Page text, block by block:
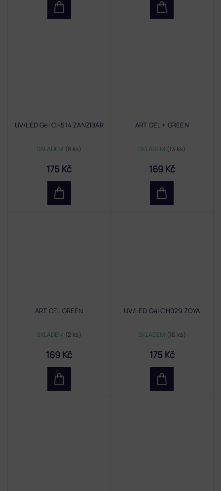
UV/LED Gel CH514 ZANZIBAR
SKLADEM (8 ks)
175 Kč
ART GEL + GREEN
SKLADEM (13 ks)
169 Kč
ART GEL GREEN
SKLADEM (2 ks)
169 Kč
UV/LED Gel CH029 ZOYA
SKLADEM (10 ks)
175 Kč